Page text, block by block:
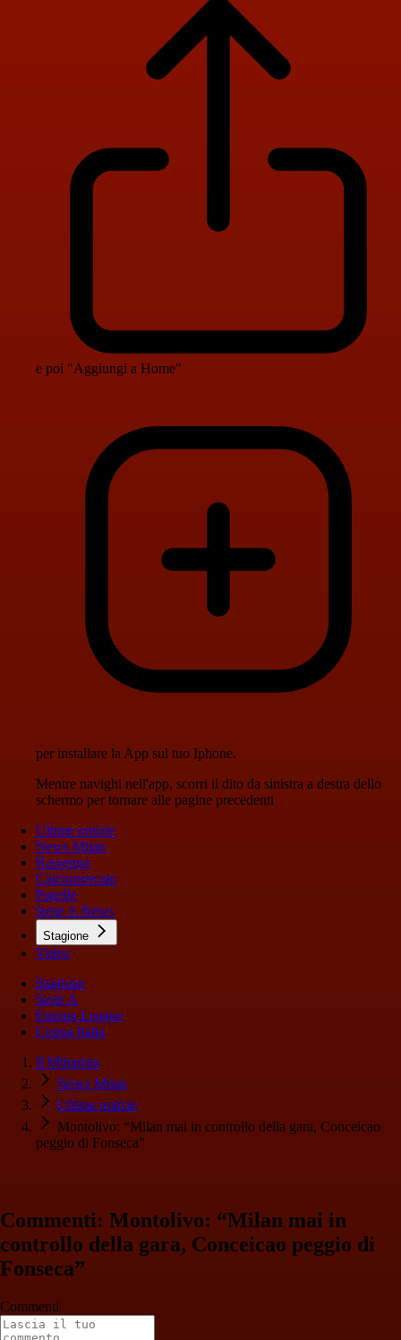
e poi "Aggiungi a Home"
per installare la App sul tuo Iphone.
Mentre navighi nell'app, scorri il dito da sinistra a destra dello
schermo per tornare alle pagine precedenti
Ultime notizie
News Milan
Rassegna
Calciomercato
Pagelle
Serie A News
Stagione
Video
Stagione
Serie A
Europa League
Coppa Italia
Il Milanista
News Milan
Ultime notizie
Montolivo: “Milan mai in controllo della gara, Conceicao
peggio di Fonseca”
Commenti: Montolivo: “Milan mai in
controllo della gara, Conceicao peggio di
Fonseca”
Commenti